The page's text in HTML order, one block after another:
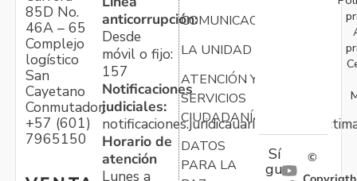
85D No.
46A – 65
Complejo
logístico
San
Cayetano
Conmutador:
+57 (601)
7965150
anticorrupción:
Desde
móvil o fijo:
157
Notificaciones
judiciales:
Horario de
atención
Lunes a
COMUNICACIONES
LA UNIDAD
ATENCIÓN Y
SERVICIOS
CIUDADANÍA
DATOS
PARA LA
Sí
gu
©